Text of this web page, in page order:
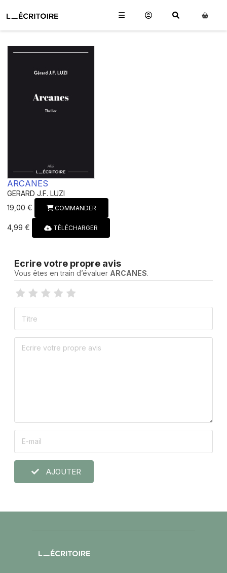
ARCANES
GERARD J.F. LUZI
19,00 €
COMMANDER
4,99 € TÉLÉCHARGER
Ecrire votre propre avis
Vous êtes en train d’évaluer ARCANES.
AJOUTER